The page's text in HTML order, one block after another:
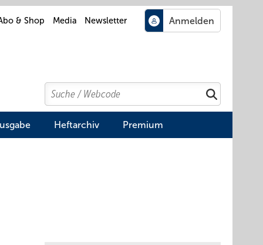
& Shop Media Newsletter
Search
Suchen
Heftarchiv Premium